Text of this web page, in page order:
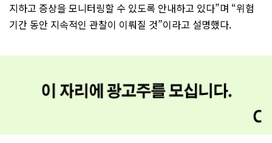
지하고 증상을 모니터링할 수 있도록 안내하고 있다”며 “위험
기간 동안 지속적인 관찰이 이뤄질 것”이라고 설명했다.